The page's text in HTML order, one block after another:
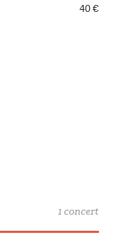
40 €
1 concert